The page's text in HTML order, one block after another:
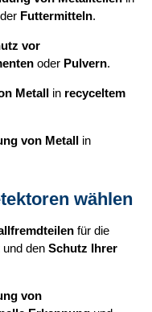
Futtermitteln.
vor
oder Pulvern.
Metallin recyceltem
von Metallin
wählen
für die
und den Schutz Ihrer
von